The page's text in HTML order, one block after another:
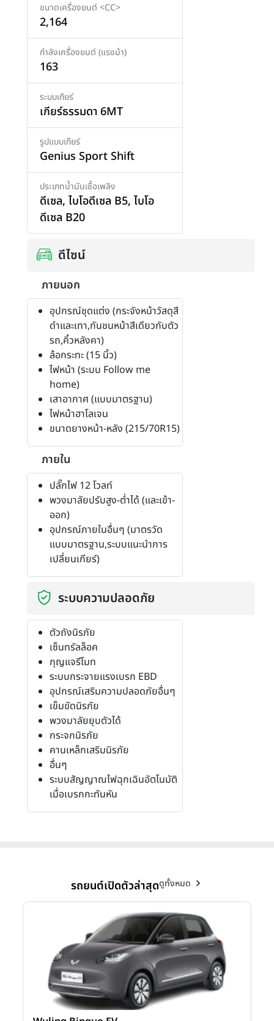
ขนาดเครื่องยนต์ <CC>
2,164
กำลังเครื่องยนต์ (แรงม้า)
163
ระบบเกียร์
เกียร์ธรรมดา 6MT
รูปแบบเกียร์
Genius Sport Shift
ประเภทน้ำมันเชื้อเพลิง
ดีเซล, ไบโอดีเซล B5, ไบโอ
ดีเซล B20
ดีไซน์
ภายนอก
อุปกรณ์ชุดแต่ง (กระจังหน้าวัสดุสี
ดำและเทา,กันชนหน้าสีเดียวกับตัว
รถ,คิ้วหลังคา)
ล้อกระทะ (15 นิ้ว)
ไฟหน้า (ระบบ Follow me
home)
เสาอากาศ (แบบมาตรฐาน)
ไฟหน้าฮาโลเจน
ขนาดยางหน้า-หลัง (215/70R15)
ภายใน
ปลั๊กไฟ 12 โวลท์
พวงมาลัยปรับสูง-ต่ำได้ (และเข้า-
ออก)
อุปกรณ์ภายในอื่นๆ (มาตรวัด
แบบมาตรฐาน,ระบบแนะนำการ
เปลี่ยนเกียร์)
ระบบความปลอดภัย
ตัวถังนิรภัย
เซ็นทรัลล็อค
กุญแจรีโมท
ระบบกระจายแรงเบรก EBD
อุปกรณ์เสริมความปลอดภัยอื่นๆ
เข็มขัดนิรภัย
พวงมาลัยยุบตัวได้
กระจกนิรภัย
คานเหล็กเสริมนิรภัย
อื่นๆ
ระบบสัญญาณไฟฉุกเฉินอัตโนมัติ
เมื่อเบรกกะทันหัน
รถยนต์เปิดตัวล่าสุดดูทั้งหมด